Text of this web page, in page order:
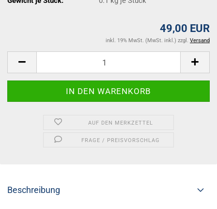
49,00 EUR
inkl. 19% MwSt. (MwSt. inkl.) zzgl. Versand
AUF DEN MERKZETTEL
FRAGE / PREISVORSCHLAG
Beschreibung